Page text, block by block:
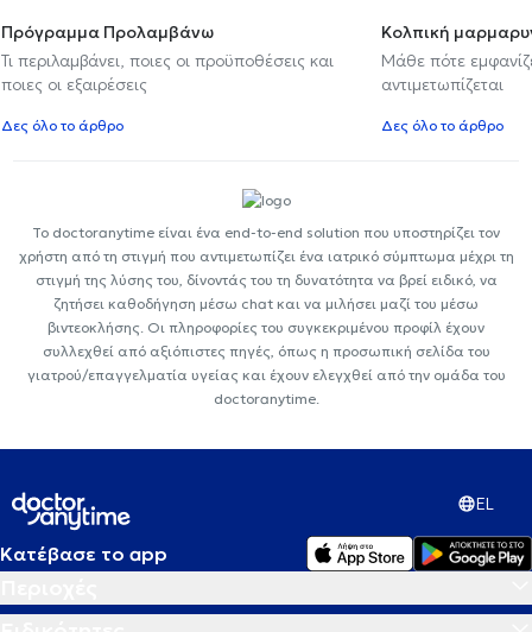
Πρόγραμμα Προλαμβάνω
Τι περιλαμβάνει, ποιες οι προϋποθέσεις και
ποιες οι εξαιρέσεις
Δες όλο το άρθρο
Κολπική
Μάθε πότε
αντιμετωπίζεται
Δες όλο το άρθρο
Το doctoranytime είναι ένα end-to-end solution που υποστηρίζει τον
χρήστη από τη στιγμή που αντιμετωπίζει ένα ιατρικό σύμπτωμα μέχρι τη
στιγμή της λύσης του, δίνοντάς του τη δυνατότητα να βρεί ειδικό, να
ζητήσει καθοδήγηση μέσω chat και να μιλήσει μαζί του μέσω
βιντεοκλήσης. Οι πληροφορίες του συγκεκριμένου προφίλ έχουν
συλλεχθεί από αξιόπιστες πηγές, όπως η προσωπική σελίδα του
γιατρού/επαγγελματία υγείας και έχουν ελεγχθεί από την ομάδα του
doctoranytime.
EL
Κατέβασε το app